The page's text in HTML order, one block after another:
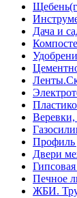
Дача и
Профиль
Двери
Печное
ЖБИ.